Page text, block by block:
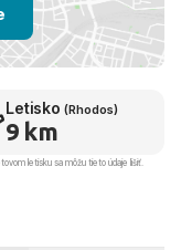
Letisko (Rhodos)
9 km
letisku sa môžu tieto údaje líšiť.